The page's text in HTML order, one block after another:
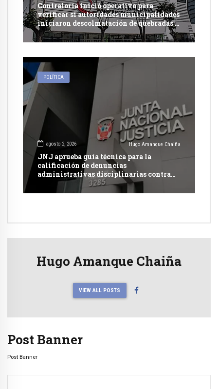
Contraloría inició operativo para
verificar si autoridades municipalidades
iniciaron descolmatación de quebradas y
ríos ante Fenómeno del Niño
POLÍTICA
agosto 2, 2026 Hugo Amanque Chaiña
JNJ aprueba guía técnica para la
calificación de denuncias
administrativas disciplinarias contra
jueces y fiscales
Hugo Amanque Chaiña
VIEW ALL POSTS
Post Banner
Post Banner